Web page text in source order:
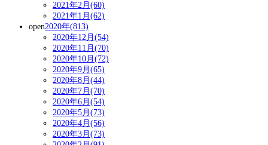
2021年2月(60)
2021年1月(62)
open2020年(813)
2020年12月(54)
2020年11月(70)
2020年10月(72)
2020年9月(65)
2020年8月(44)
2020年7月(70)
2020年6月(54)
2020年5月(73)
2020年4月(56)
2020年3月(73)